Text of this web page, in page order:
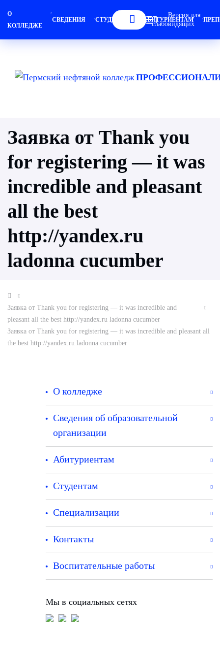
О
КОЛЛЕДЖЕ
СВЕДЕНИЯ СТУДЕНТАМ АБИТУРИЕНТАМ
Версия для
слабовидящих
Заявка от Thank you
for registering — it was
incredible and pleasant
all the best
http://yandex.ru
ladonna cucumber
Заявка от Thank you for registering — it was incredible and
pleasant all the best http://yandex.ru ladonna cucumber
Заявка от Thank you for registering — it was incredible and pleasant all
the best http://yandex.ru ladonna cucumber
О колледже
Сведения об образовательной
организации
Абитуриентам
Студентам
Специализации
Контакты
Воспитательные работы
Мы в социальных сетях